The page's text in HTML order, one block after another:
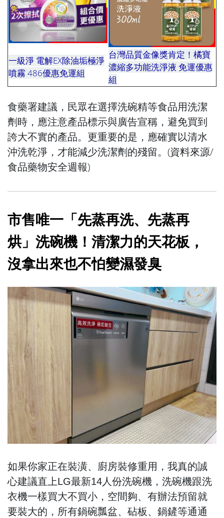
一級淨 電解EX除油垢極淨
噴霧 486優惠免運組
台灣品質金像獎肯定！橘寶
濃縮多功能洗淨液 免運優惠
組
食藥署建議，民眾在選擇洗碗精等食品用洗潔
劑時，應注意產品標示與廣告宣稱，避免買到
誇大不實的產品。更重要的是，應確實以清水
沖洗乾淨，才能減少洗潔劑的殘留。(資料來源/
食品藥物安全週報)
市售唯一「先蒸再洗、先蒸再
烘」洗碗機！清潔力的天花板，
沒拿出來也不怕變濕發臭
如果你家正在裝潢、廚房裝修重用，我真的誠
心建議直上LG最新14人份洗碗機，洗碗機跟洗
衣機一樣買大不買小，空間夠、有辦法預留就
要裝大的，所有鍋碗瓢盆、砧板、鍋鏟等通通